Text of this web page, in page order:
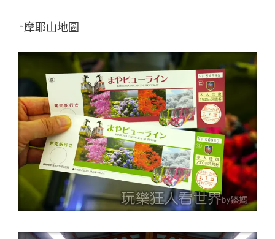
↑摩耶山地圖